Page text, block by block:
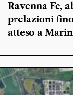
Ravenna Fc,
prelazioni
atteso a